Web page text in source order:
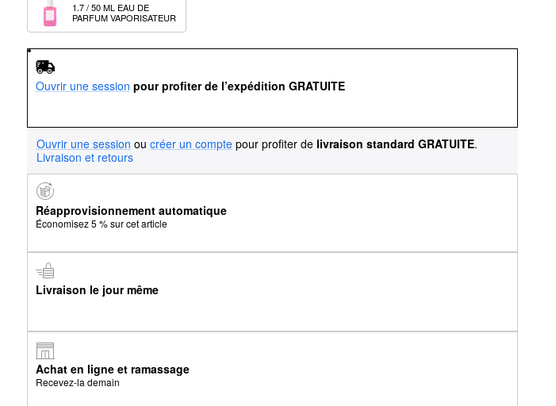
1.7 / 50 ML EAU DE
PARFUM VAPORISATEUR
Ouvrir une session pour profiter de l’expédition GRATUITE
Ouvrir une session ou créer un compte pour profiter de livraison standard GRATUITE.
Livraison et retours
Réapprovisionnement automatique
Économisez 5 % sur cet article
Livraison le jour même
Achat en ligne et ramassage
Recevez-la demain